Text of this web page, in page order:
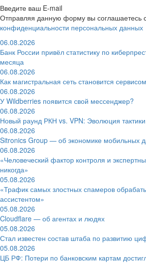
Введите ваш E-mail
Отправляя данную форму вы соглашаетесь
конфиденциальности персональных данных
06.08.2026
Банк России привёл статистику по
месяца
06.08.2026
Как магистральная сеть становится
06.08.2026
У Wildberries появится свой мессенджер?
06.08.2026
Новый раунд РКН vs. VPN: Эволюция
06.08.2026
Sitronics Group — об экономике мобильных
06.08.2026
«Человеческий фактор контроля и
никогда»
05.08.2026
«Трафик самых злостных спамеров
ассистентом»
05.08.2026
Cloudflare — об агентах и людях
05.08.2026
Стал известен состав штаба по развитию
05.08.2026
ЦБ РФ: Потери по банковским картам